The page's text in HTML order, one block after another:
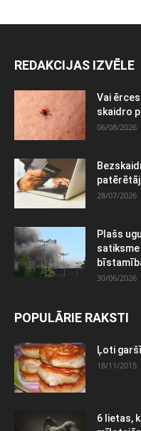
REDAKCIJAS IZVĒLE
Vai
skaidro
06/08/2026
28/07/2026
Plašs
30/06/2026
POPULĀRIE RAKSTI
Ļoti
18/11/2015
6 lietas,